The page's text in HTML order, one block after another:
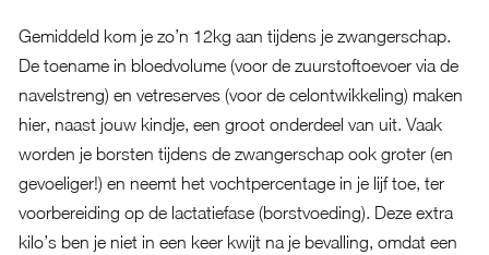
Gemiddeld kom je zo’n 12kg aan tijdens je zwangerschap.
De toename in bloedvolume (voor de zuurstoftoevoer via de
navelstreng) en vetreserves (voor de celontwikkeling) maken
hier, naast jouw kindje, een groot onderdeel van uit. Vaak
worden je borsten tijdens de zwangerschap ook groter (en
gevoeliger!) en neemt het vochtpercentage in je lijf toe, ter
voorbereiding op de lactatiefase (borstvoeding). Deze extra
kilo’s ben je niet in een keer kwijt na je bevalling, omdat een